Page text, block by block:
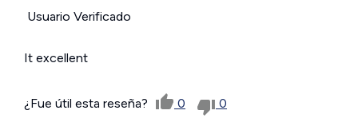
Usuario Verificado
It excellent
¿Fue útil esta reseña? 0 0